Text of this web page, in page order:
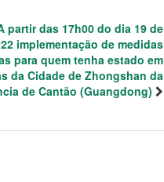
partir das 17h00 do dia 19 de
implementação de medidas
para quem tenha estado em
da Cidade de Zhongshan da
de Cantão (Guangdong)